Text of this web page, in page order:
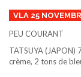
VLA 25
PEU COURANT
TATSUYA (JAPON)
crème, 2 tons de